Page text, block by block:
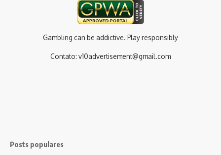
Gambling can be addictive. Play responsibly
Contato: v10advertisement@gmail.com
Posts populares